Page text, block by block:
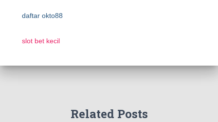
daftar okto88
slot bet kecil
Related Posts